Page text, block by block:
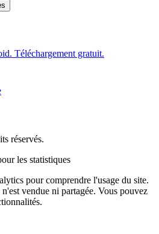
Téléchargement gratuit.
réservés.
les statistiques
pour comprendre l'usage du site.
vendue ni partagée. Vous pouvez